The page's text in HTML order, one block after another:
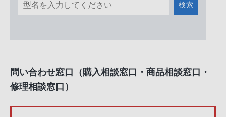
検索
問い合わせ窓口（購入相談窓口・商品相談窓口・
修理相談窓口）